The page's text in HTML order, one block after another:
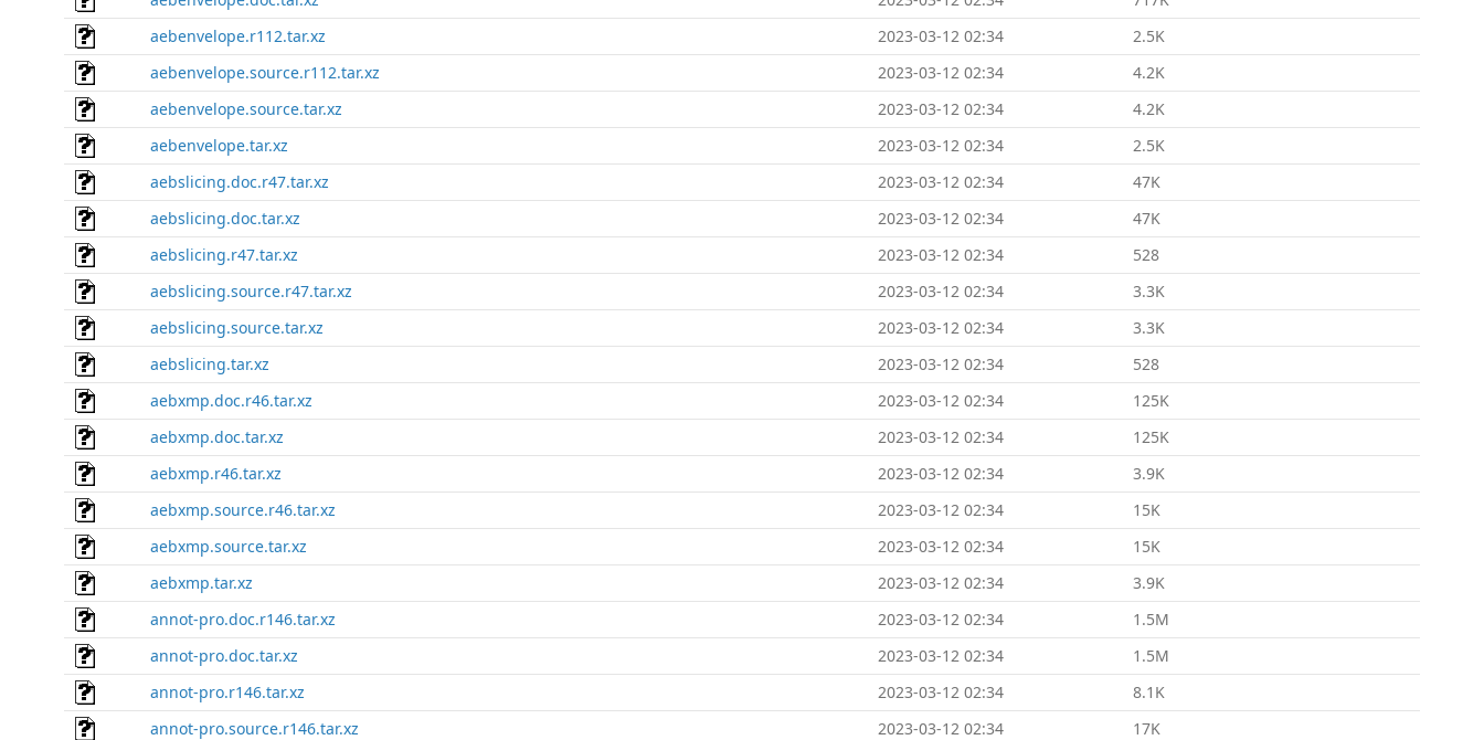
aebenvelope.r112.tar.xz
2023-03-12 02:34
2.5K
aebenvelope.source.r112.tar.xz
2023-03-12 02:34
4.2K
aebenvelope.source.tar.xz
2023-03-12 02:34
4.2K
aebenvelope.tar.xz
2023-03-12 02:34
2.5K
aebslicing.doc.r47.tar.xz
2023-03-12 02:34
47K
aebslicing.doc.tar.xz
2023-03-12 02:34
47K
aebslicing.r47.tar.xz
2023-03-12 02:34
528
aebslicing.source.r47.tar.xz
2023-03-12 02:34
3.3K
aebslicing.source.tar.xz
2023-03-12 02:34
3.3K
aebslicing.tar.xz
2023-03-12 02:34
528
aebxmp.doc.r46.tar.xz
2023-03-12 02:34
125K
aebxmp.doc.tar.xz
2023-03-12 02:34
125K
aebxmp.r46.tar.xz
2023-03-12 02:34
3.9K
aebxmp.source.r46.tar.xz
2023-03-12 02:34
15K
aebxmp.source.tar.xz
2023-03-12 02:34
15K
aebxmp.tar.xz
2023-03-12 02:34
3.9K
annot-pro.doc.r146.tar.xz
2023-03-12 02:34
1.5M
annot-pro.doc.tar.xz
2023-03-12 02:34
1.5M
annot-pro.r146.tar.xz
2023-03-12 02:34
8.1K
annot-pro.source.r146.tar.xz
2023-03-12 02:34
17K